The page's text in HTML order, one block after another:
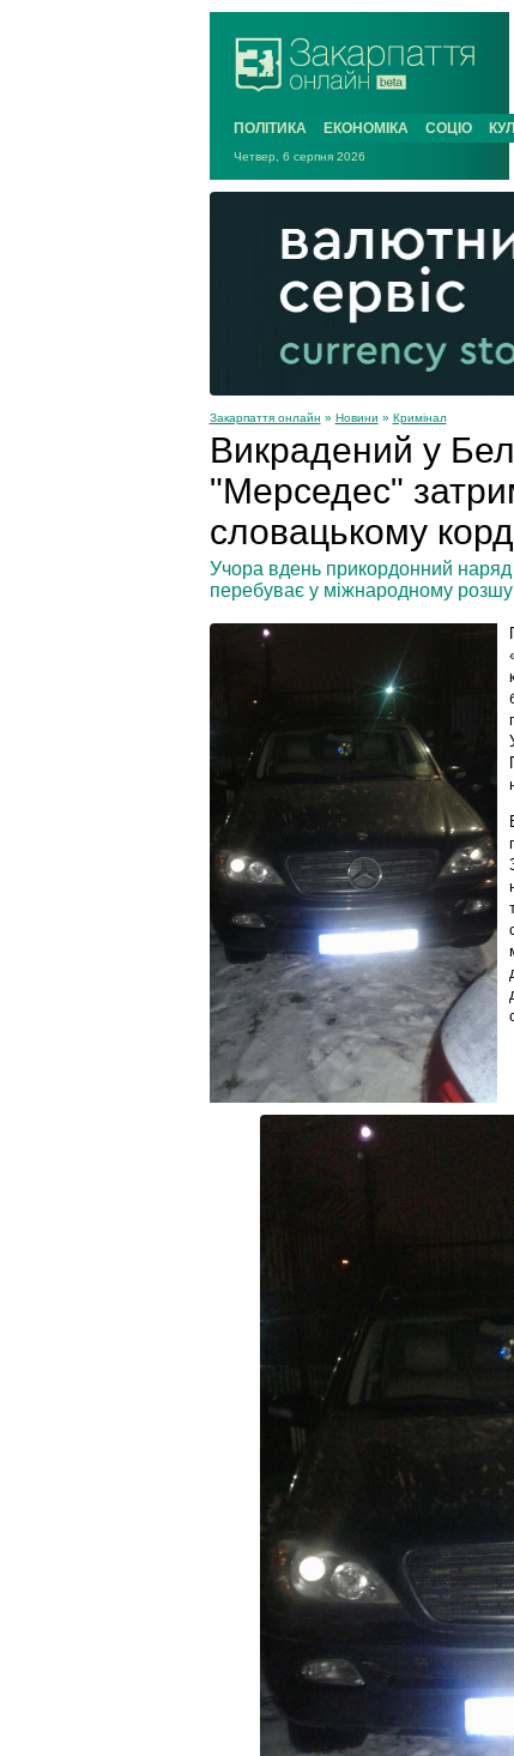
ПОЛІТИКА ЕКОНОМІКА СОЦІО
Четвер, 6 серпня 2026
Закарпаття онлайн » Новини » Кримінал
Викрадений у
"Мерседес"
словацькому
Учора вдень прикордонний
перебуває у міжнародному